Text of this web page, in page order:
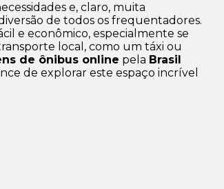
e, claro, muita
de todos os frequentadores.
e econômico, especialmente se
local, como um táxi ou
de ônibus online pela Brasil
de explorar este espaço incrível